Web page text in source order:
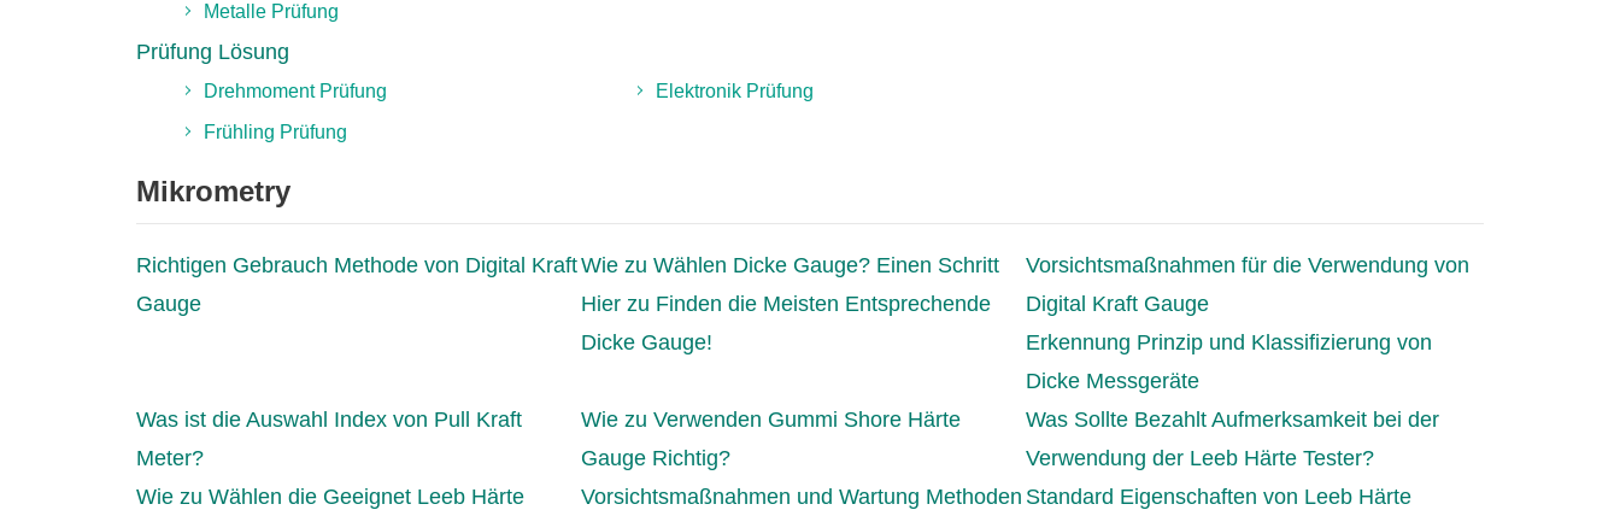
Metalle Prüfung
Prüfung Lösung
Drehmoment Prüfung
Frühling Prüfung
Elektronik Prüfung
Mikrometry
Richtigen Gebrauch Methode von Digital Kraft
Gauge
Wie zu Wählen Dicke Gauge? Einen Schritt
Hier zu Finden die Meisten Entsprechende
Dicke Gauge!
Vorsichtsmaßnahmen für die Verwendung von
Digital Kraft Gauge
Erkennung Prinzip und Klassifizierung von
Dicke Messgeräte
Was ist die Auswahl Index von Pull Kraft
Meter?
Wie zu Verwenden Gummi Shore Härte
Gauge Richtig?
Was Sollte Bezahlt Aufmerksamkeit bei der
Verwendung der Leeb Härte Tester?
Wie zu Wählen die Geeignet Leeb Härte
Vorsichtsmaßnahmen und Wartung Methoden Standard Eigenschaften von Leeb Härte